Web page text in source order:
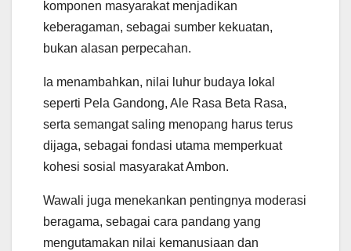
komponen masyarakat menjadikan
keberagaman, sebagai sumber kekuatan,
bukan alasan perpecahan.
Ia menambahkan, nilai luhur budaya lokal
seperti Pela Gandong, Ale Rasa Beta Rasa,
serta semangat saling menopang harus terus
dijaga, sebagai fondasi utama memperkuat
kohesi sosial masyarakat Ambon.
Wawali juga menekankan pentingnya moderasi
beragama, sebagai cara pandang yang
mengutamakan nilai kemanusiaan dan